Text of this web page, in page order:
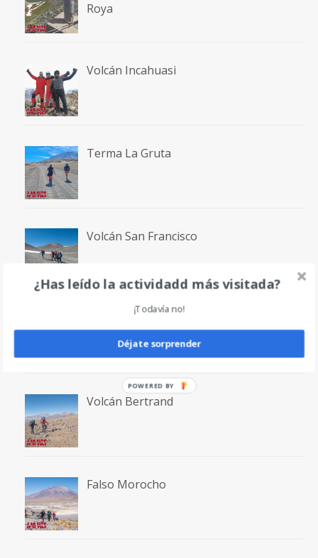
Roya
Volcán Incahuasi
Terma La Gruta
Volcán San Francisco
Laguna San Francisco
Volcán Bertrand
Falso Morocho
¿Has leído la actividadd más visitada?
¡Todavía no!
Déjate sorprender
POWERED BY